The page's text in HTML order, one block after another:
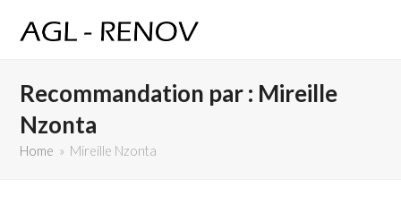
Recommandation par : Mireille
Nzonta
Home » Mireille Nzonta